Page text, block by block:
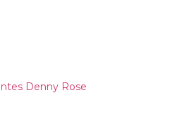
Denny Rose